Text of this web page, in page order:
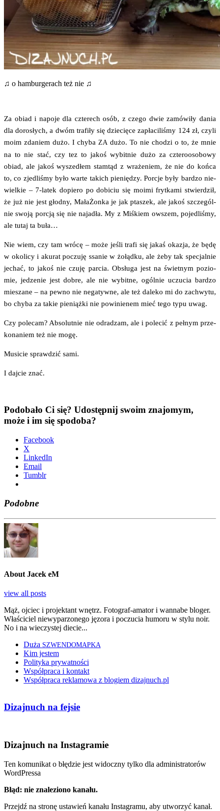
♫ o ham­bur­ge­rach też nie ♫
Za obiad i napo­je dla czte­rech osób, z cze­go dwie zamó­wi­ły dania
dla doro­słych, a dwóm tra­fi­ły się dzie­cię­ce zapła­ci­li­śmy 124 zł, czy­li
moim zda­niem dużo. I chy­ba ZA dużo. To nie cho­dzi o to, że mnie
na to nie stać, czy tez to jakoś wybit­nie dużo za czte­ro­oso­bo­wy
obiad, ale jakoś wysze­dłem stam­tąd z wra­że­niem, że nie do koń­ca
to, co zje­dli­śmy było war­te takich pie­nię­dzy. Por­cje były bar­dzo nie­
wiel­kie – 7‑latek dopie­ro po dobi­ciu się moimi fryt­ka­mi stwier­dził,
że już nie jest głod­ny, Mała­Żon­ka je jak pta­szek, ale jakoś szcze­gól­
nie swo­ją por­cją się nie naja­dła. My z Miś­kiem owszem, poje­dli­śmy,
ale tutaj ta buła…
Nie wiem, czy tam wró­cę – może jeśli tra­fi się jakaś oka­zja, że będę
w oko­li­cy i aku­rat poczu­ję ssa­nie w żołąd­ku, ale żeby tak spe­cjal­nie
jechać, to jakoś nie czu­ję par­cia. Obsłu­ga jest na świet­nym pozio­
mie, jedze­nie jest dobre, ale nie wybit­ne, ogól­nie uczu­cia bar­dzo
mie­sza­ne – na pew­no nie nega­tyw­ne, ale też dale­ko mi do zachwy­tu,
bo chy­ba za takie pie­niąż­ki nie powi­nie­nem mieć tego typu uwag.
Czy pole­cam? Abso­lut­nie nie odra­dzam, ale i pole­cić z peł­nym prze­
ko­na­niem też nie mogę.
Musi­cie spraw­dzić sami.
I daj­cie znać.
Podobało Ci się? Udostępnij swoim znajomym,
może i im się spodoba?
Face­bo­ok
X
Lin­ke­dIn
Ema­il
Tum­blr
Podobne
About Jacek eM
view all posts
Mąż, ojciec i projektant wnętrz. Fotograf-amator i wannabe bloger.
Właściciel niewyparzonego jęzora i poczucia humoru w stylu noir.
No i na wieczystej diecie...
Duża SZWENDOMAPKA
Kim jestem
Polityka prywatności
Współpraca i kontakt
Współpraca reklamowa z blogiem dizajnuch.pl
Dizajnuch na fejsie
Dizajnuch na Instagramie
Ten komunikat o błędzie jest widoczny tylko dla administratorów
WordPressa
Błąd: nie znaleziono kanału.
Przejdź na stronę ustawień kanału Instagramu, aby utworzyć kanał.